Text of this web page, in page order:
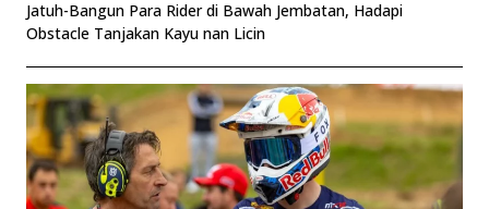
Jatuh-Bangun Para Rider di Bawah Jembatan, Hadapi
Obstacle Tanjakan Kayu nan Licin